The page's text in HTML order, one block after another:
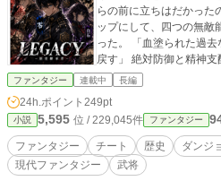
らの前に立ちはだかった
ップにして、四つの無敵
った。 ​「血塗られた過
戻す」 ​絶対防御と精神
の叔父。 対する零は、仲
死の極伝を開花させてい
に、少年はいかにして抗
ぐ。超常×偉人異能バト
ファンタジー 連載中 長編
24h.ポイント 249pt
小説 5,595 位 / 229,045件 ファンタジー
ファンタジー チート 歴史 ダンジ
現代ファンタジー
武将